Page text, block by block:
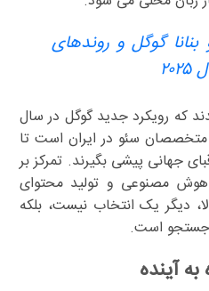
گوگل و روندهای
که رویکرد جدید گوگل در سال
متخصصان سئو در ایران است تا
جهانی پیشی بگیرند. تمرکز بر
هوش مصنوعی و تولید محتوای
دیگر یک انتخاب نیست، بلکه
جستجو است.
آینده